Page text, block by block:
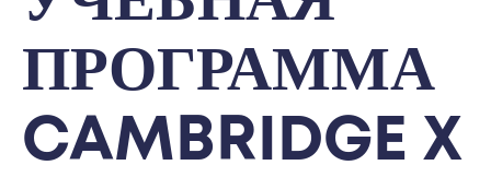
ПРОГРАММА
CAMBRIDGE X